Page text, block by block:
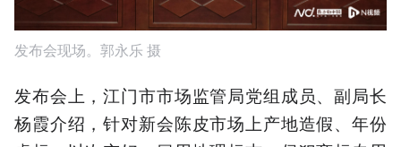
发布会现场。郭永乐 摄
发布会上，江门市市场监管局党组成员、副局长
杨霞介绍，针对新会陈皮市场上产地造假、年份